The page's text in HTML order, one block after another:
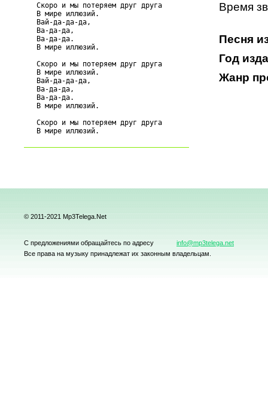
   Скоро и мы потеряем друг друга
   В мире иллюзий.
   Вай-да-да-да,
   Ва-да-да,
   Ва-да-да.
   В мире иллюзий.
   Скоро и мы потеряем друг друга
   В мире иллюзий.
   Вай-да-да-да,
   Ва-да-да,
   Ва-да-да.
   В мире иллюзий.
   Скоро и мы потеряем друг друга
Время
Песня
Год
Жанр
© 2011-2021 Mp3Telega.Net
С предложениями обращайтесь по адресу
info@mp3telega.net
Все права на музыку принадлежат их законным владельцам.